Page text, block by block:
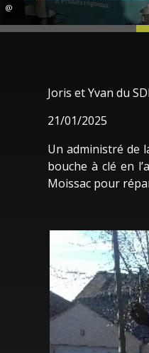
@
Joris et Yvan du
21/01/2025
Un administré de
bouche à clé en
Moissac pour